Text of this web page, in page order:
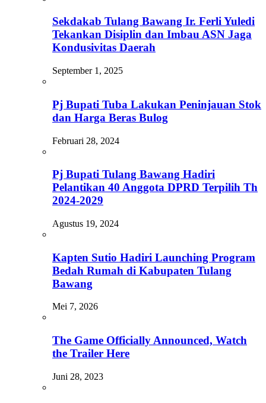
Sekdakab Tulang Bawang Ir. Ferli Yuledi
Tekankan Disiplin dan Imbau ASN Jaga
Kondusivitas Daerah
September 1, 2025
Pj Bupati Tuba Lakukan Peninjauan Stok
dan Harga Beras Bulog
Februari 28, 2024
Pj Bupati Tulang Bawang Hadiri
Pelantikan 40 Anggota DPRD Terpilih Th
2024-2029
Agustus 19, 2024
Kapten Sutio Hadiri Launching Program
Bedah Rumah di Kabupaten Tulang
Bawang
Mei 7, 2026
The Game Officially Announced, Watch
the Trailer Here
Juni 28, 2023